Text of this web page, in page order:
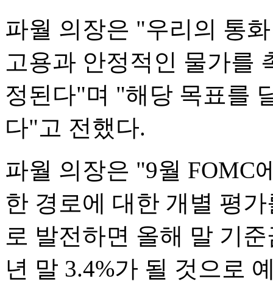
파월 의장은 "우리의 통
고용과 안정적인 물가를
정된다"며 "해당 목표를
다"고 전했다.
파월 의장은 "9월 FOMC
한 경로에 대한 개별 평
로 발전하면 올해 말 기
년 말 3.4%가 될 것으로